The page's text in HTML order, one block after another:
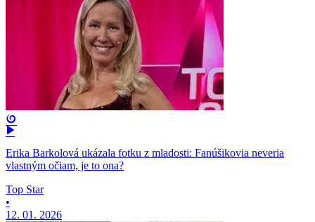
Erika Barkolová ukázala fotku z mladosti: Fanúšikovia neveria
vlastným očiam, je to ona?
Top Star
•
12. 01. 2026